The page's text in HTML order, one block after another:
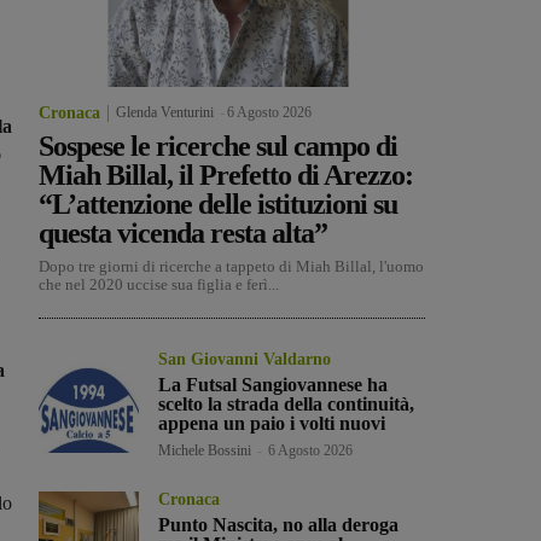
Cronaca Glenda Venturini 6 Agosto 2026
Sospese le ricerche sul campo di
Miah Billal, il Prefetto di Arezzo:
“L’attenzione delle istituzioni su
questa vicenda resta alta”
Dopo tre giorni di ricerche a tappeto di Miah Billal, l'uomo
che nel 2020 uccise sua figlia e ferì...
San Giovanni Valdarno
La Futsal Sangiovannese ha
scelto la strada della continuità,
appena un paio i volti nuovi
Michele Bossini 6 Agosto 2026
Cronaca
Punto Nascita, no alla deroga